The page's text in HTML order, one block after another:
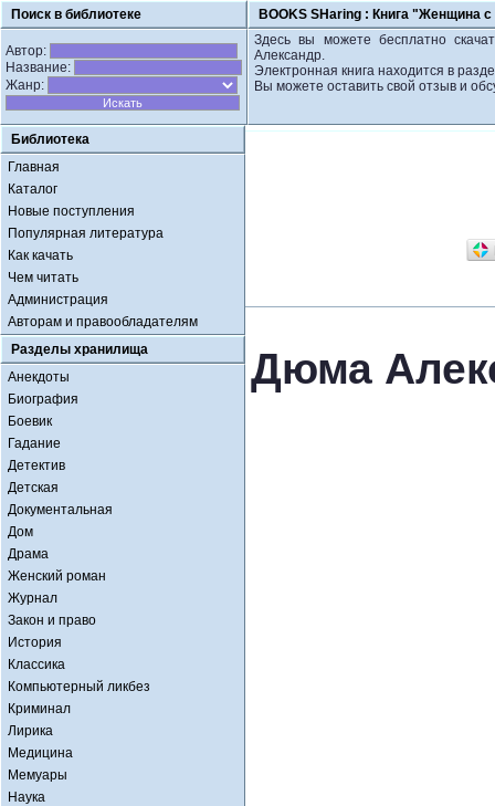
Поиск в библиотеке BOOKS SHaring : Книга "Женщина
Автор:
Название:
Жанр:
Здесь вы можете бесплатно
Александр.
Электронная книга находится в
Вы можете оставить свой отзыв и
Библиотека
Главная
Каталог
Новые поступления
Популярная литература
Как качать
Чем читать
Администрация
Авторам и правообладателям
Разделы хранилища
Анекдоты
Биография
Боевик
Гадание
Детектив
Детская
Документальная
Дом
Драма
Женский роман
Журнал
Закон и право
История
Классика
Компьютерный ликбез
Криминал
Лирика
Медицина
Мемуары
Наука
Дюма